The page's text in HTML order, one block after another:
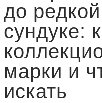
до
сундуке:
марки и
искать